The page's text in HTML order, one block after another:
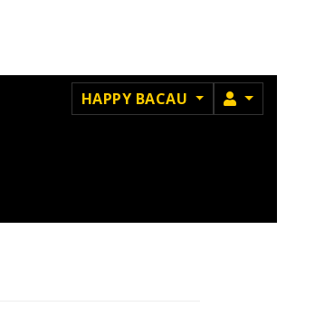
HAPPY BACAU MEMBRU